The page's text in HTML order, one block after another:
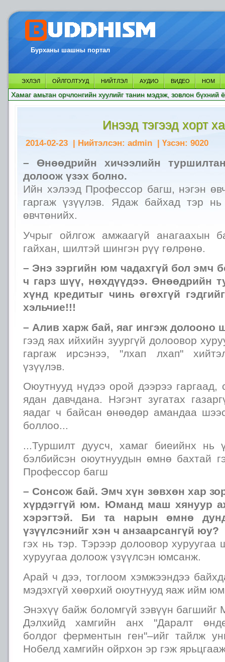
Бурханы шашны портал
ЭХЛЭЛ ОЙЛГОЛТУУД НИЙТЛЭЛ АУДИО ВИДЕО НОМ
Хамаг амьтан орчлонгийн хуулийг танин мэдэж, зовлон бүхний
Инээд тэгээд хорт
2014-02-23 | Нийтэлсэн: admin | Үзсэн: 9020
– Өнөөдрийн хичээлийн
долоож үзэх болно.
Ийн хэлээд Профессор багш, нэгэн
гаргаж үзүүлэв. Ядаж байхад тэр
өвчтөнийх.
Учрыг ойлгож амжаагүй анагаахын
гайхан, шилтэй шингэн рүү гөлрөнө.
– Энэ зэргийн юм чадахгүй бол эмч
ч гарз шүү, нөхдүүдээ. Өнөөдрийн
хүнд кредитыг чинь өгөхгүй
хэльчие!!!
– Алив харж бай, яаг ингэж долооно
гээд яах ийхийн зуургүй долоовор
гаргаж ирсэнээ, "лхап лхап"
үзүүлэв.
Оюутнууд нүдээ орой дээрээ гаргаад,
ядан давчдана. Нэгэнт зугатах
яадаг ч байсан өнөөдөр амандаа
боллоо...
...Туршилт дуусч, хамаг биеийнх нь
бэлбийсэн оюутнуудын өмнө бахтай
Профессор багш
– Сонсож бай. Эмч хүн зөвхөн хар
хүрдэггүй юм. Юманд маш хянуур
хэрэгтэй. Би та нарын өмнө
үзүүлсэнийг хэн ч анзаарсангүй юу?
гэх нь тэр. Тэрээр долоовор хуруугаа
хуруугаа долоож үзүүлсэн юмсанж.
Арай ч дээ, тоглоом хэмжээндээ
мэдэхгүй хөөрхий оюутнууд яаж ийм
Энэхүү байж боломгүй зэвүүн багшийг
Дэлхийд хамгийн анх "Даралт
болдог ферментын ген"–ийг тайлж
Нобелд хамгийн ойрхон эр гэж